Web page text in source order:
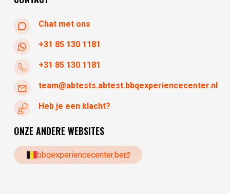
Chat met ons
+31 85 130 1181
+31 85 130 1181
team@abtests.abtest.bbqexperiencecenter.nl
Heb je een klacht?
ONZE ANDERE WEBSITES
bbqexperiencecenter.be